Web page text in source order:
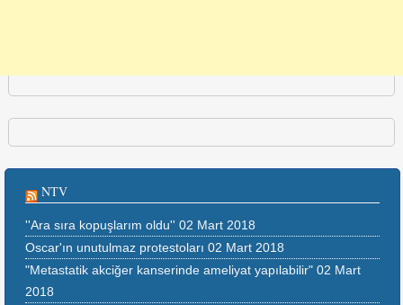
NTV
''Ara sıra kopuşlarım oldu'' 02 Mart 2018
Oscar'ın unutulmaz protestoları 02 Mart 2018
"Metastatik akciğer kanserinde ameliyat yapılabilir" 02 Mart
2018